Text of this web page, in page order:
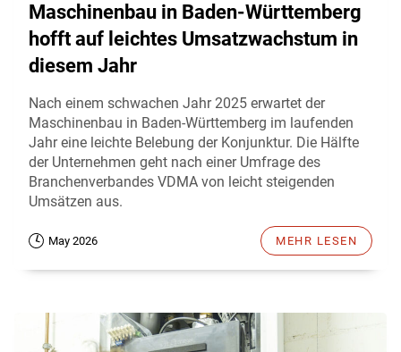
Maschinenbau in Baden-Württemberg
hofft auf leichtes Umsatzwachstum in
diesem Jahr
Nach einem schwachen Jahr 2025 erwartet der
Maschinenbau in Baden-Württemberg im laufenden
Jahr eine leichte Belebung der Konjunktur. Die Hälfte
der Unternehmen geht nach einer Umfrage des
Branchenverbandes VDMA von leicht steigenden
Umsätzen aus.
May 2026 MEHR LESEN